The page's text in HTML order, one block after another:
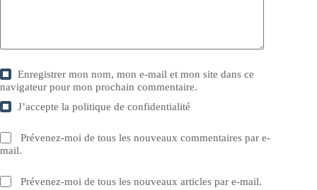
Enregistrer mon nom, mon e-mail et mon site dans ce
navigateur pour mon prochain commentaire.
J’accepte lapolitique de confidentialité
Prévenez-moi de tous les nouveaux commentaires par e-
mail.
Prévenez-moi de tous les nouveaux articles par e-mail.